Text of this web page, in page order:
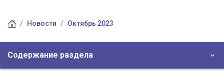
Новости Октябрь 2023
Содержание раздела